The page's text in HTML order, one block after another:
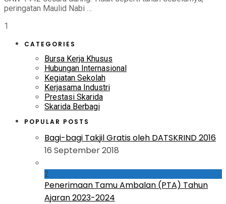
peringatan Maulid Nabi …
1
CATEGORIES
Bursa Kerja Khusus
Hubungan Internasional
Kegiatan Sekolah
Kerjasama Industri
Prestasi Skarida
Skarida Berbagi
POPULAR POSTS
Bagi-bagi Takjil Gratis oleh DATSKRIND 2016
16 September 2018
2
Penerimaan Tamu Ambalan (PTA) Tahun
Ajaran 2023-2024